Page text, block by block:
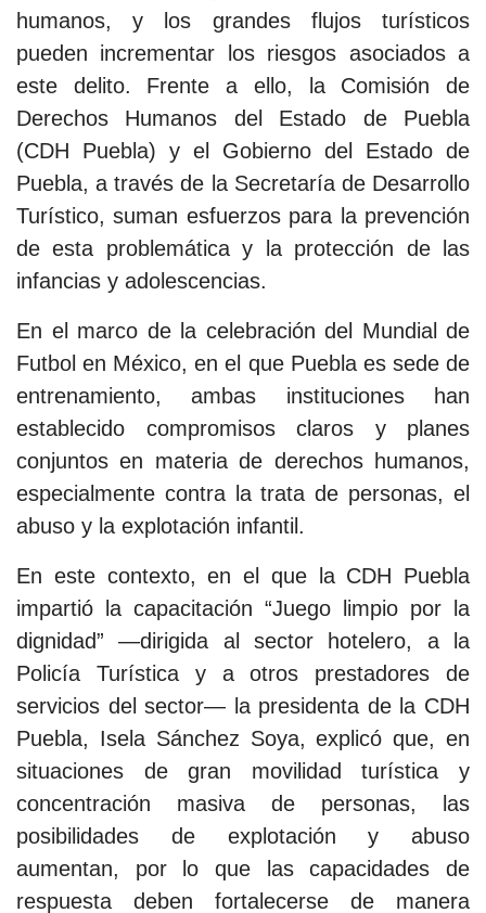
humanos, y los grandes flujos turísticos
pueden incrementar los riesgos asociados a
este delito. Frente a ello, la Comisión de
Derechos Humanos del Estado de Puebla
(CDH Puebla) y el Gobierno del Estado de
Puebla, a través de la Secretaría de Desarrollo
Turístico, suman esfuerzos para la prevención
de esta problemática y la protección de las
infancias y adolescencias.
En el marco de la celebración del Mundial de
Futbol en México, en el que Puebla es sede de
entrenamiento, ambas instituciones han
establecido compromisos claros y planes
conjuntos en materia de derechos humanos,
especialmente contra la trata de personas, el
abuso y la explotación infantil.
En este contexto, en el que la CDH Puebla
impartió la capacitación “Juego limpio por la
dignidad” —dirigida al sector hotelero, a la
Policía Turística y a otros prestadores de
servicios del sector— la presidenta de la CDH
Puebla, Isela Sánchez Soya, explicó que, en
situaciones de gran movilidad turística y
concentración masiva de personas, las
posibilidades de explotación y abuso
aumentan, por lo que las capacidades de
respuesta deben fortalecerse de manera